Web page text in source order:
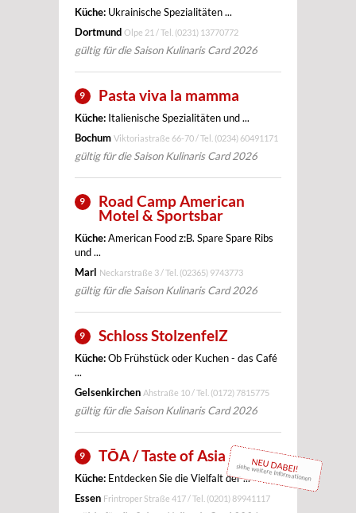
Küche: Ukrainische Spezialitäten ...
Dortmund Olpe 21 / Tel. (0231) 13770772
gültig für die Saison Kulinaris Card 2026
9 Pasta viva la mamma
Küche: Italienische Spezialitäten und ...
Bochum Viktoriastraße 66-70 / Tel. (0234) 60491171
gültig für die Saison Kulinaris Card 2026
9
Road Camp American
Motel & Sportsbar
Küche:American Food z:B. Spare Spare Ribs
und ...
Marl Neckarstraße 3 / Tel. (02365) 9743773
gültig für die Saison Kulinaris Card 2026
9 Schloss StolzenfelZ
Küche:Ob Frühstück oder Kuchen - das Café
...
Gelsenkirchen Ahstraße 10 / Tel. (0172) 7815775
gültig für die Saison Kulinaris Card 2026
NEU DABEI!
siehe weitere Informationen
9 TŌA / Taste of Asia
Küche: Entdecken Sie die Vielfalt der ...
Essen Frintroper Straße 417 / Tel. (0201) 89941117